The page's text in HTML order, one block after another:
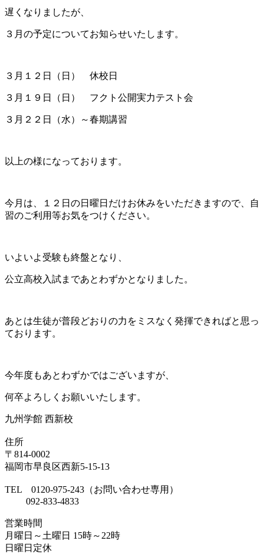
遅くなりましたが、
３月の予定についてお知らせいたします。
３月１２日（日） 休校日
３月１９日（日） フクト公開実力テスト会
３月２２日（水）～春期講習
以上の様になっております。
今月は、１２日の日曜日だけお休みをいただきますので、自
習のご利用等お気をつけください。
いよいよ受験も終盤となり、
公立高校入試まであとわずかとなりました。
あとは生徒が普段どおりの力をミスなく発揮できればと思っ
ております。
今年度もあとわずかではございますが、
何卒よろしくお願いいたします。
九州学館 西新校
住所
〒814-0002
福岡市早良区西新5-15-13
TEL 0120-975-243（お問い合わせ専用）
092-833-4833
営業時間
月曜日～土曜日 15時～22時
日曜日定休